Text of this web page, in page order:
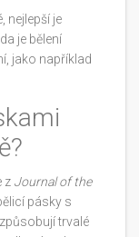
nejlepší je
je bělení
jako například
z Journal of the
pásky s
trvalé